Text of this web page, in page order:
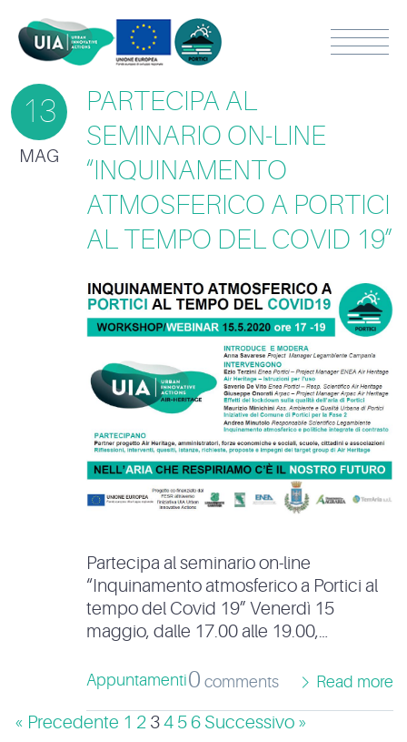
13
MAG
PARTECIPA AL
SEMINARIO ON-LINE
“INQUINAMENTO
ATMOSFERICO A PORTICI
AL TEMPO DEL COVID 19”
Partecipa al seminario on-line
“Inquinamento atmosferico a Portici al
tempo del Covid 19” Venerdì 15
maggio, dalle 17.00 alle 19.00,…
Appuntamenti0 comments Read more
« Precedente 1 2 34 56 Successivo »